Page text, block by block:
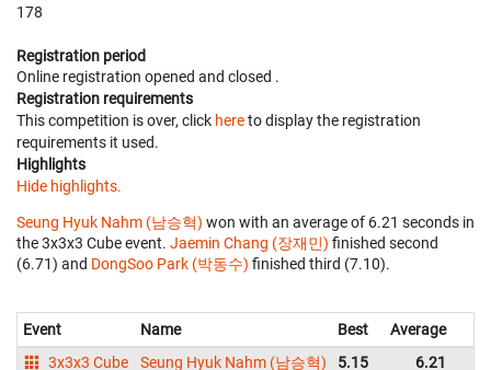
178
Registration period
Online registration opened and closed .
Registration requirements
This competition is over, click hereto display the registration
requirements it used.
Highlights
Hide highlights.
Seung Hyuk Nahm (남승혁) won with an average of 6.21 seconds in
the 3x3x3 Cube event. Jaemin Chang (장재민) finished second
(6.71) and DongSoo Park (박동수) finished third (7.10).
Event Name Best Average
3x3x3 Cube
Seung Hyuk Nahm (남승혁) 5.15 6.21